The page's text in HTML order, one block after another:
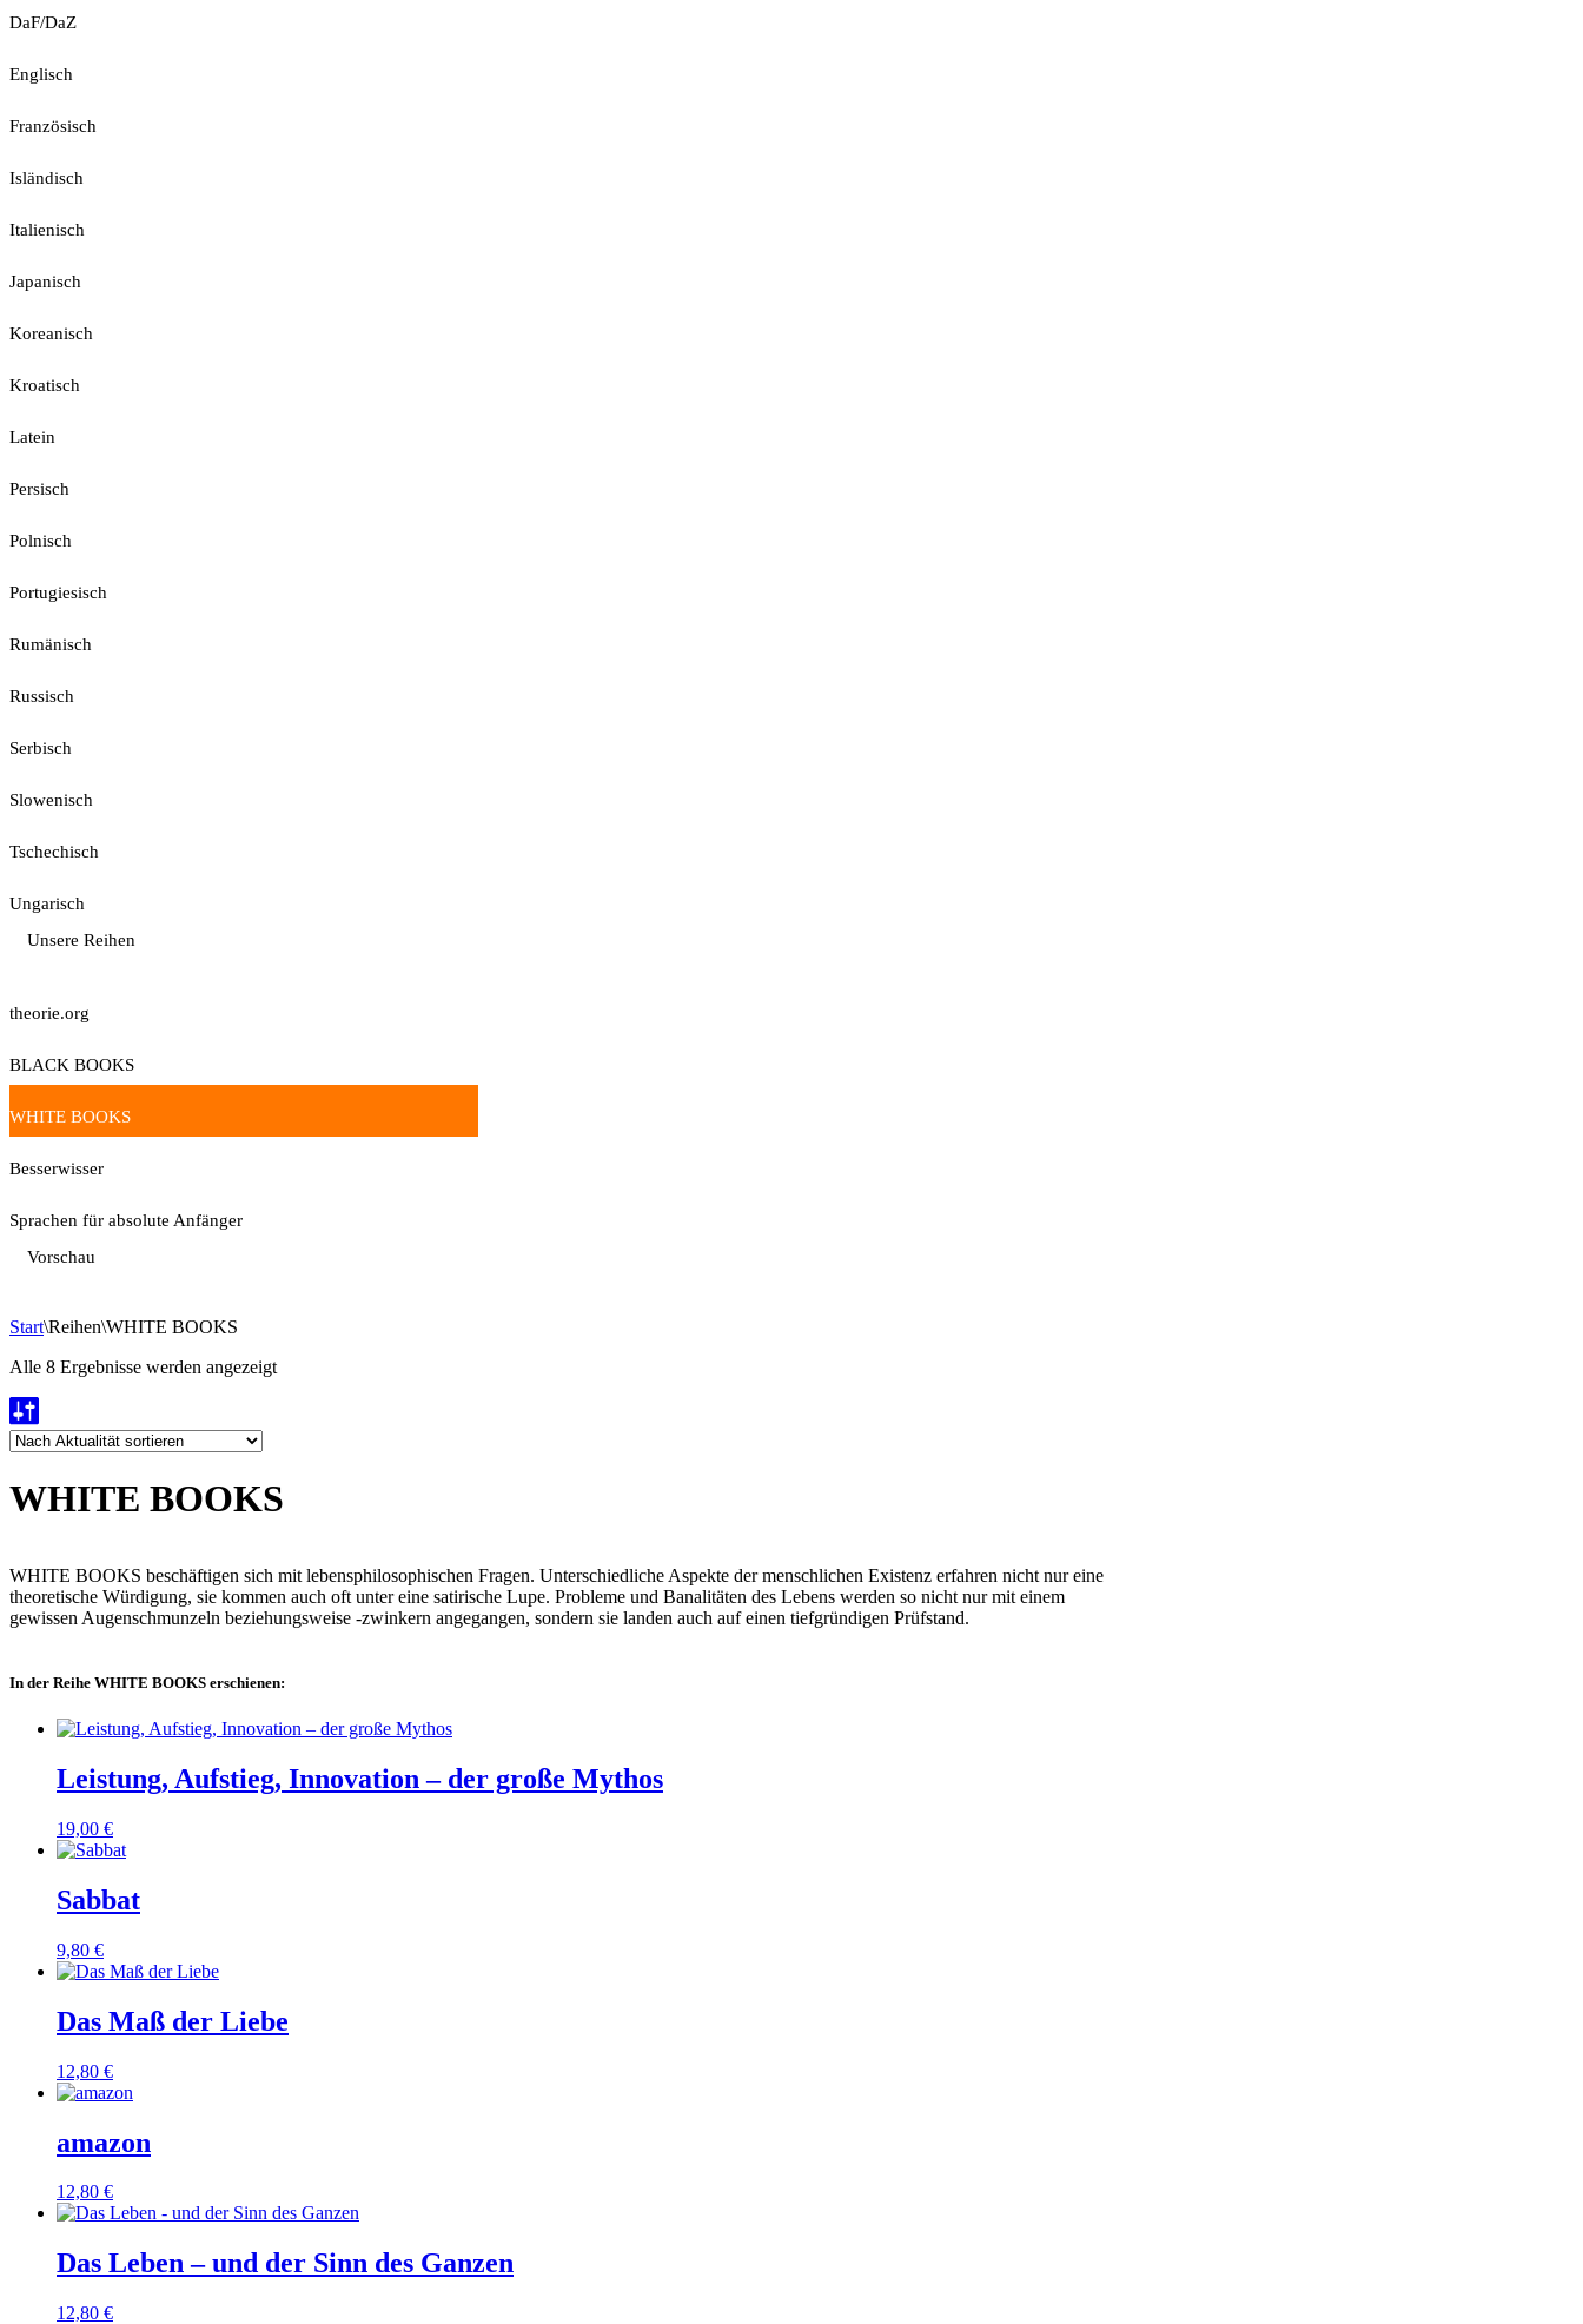
DaF/DaZ
Englisch
Französisch
Isländisch
Italienisch
Japanisch
Koreanisch
Kroatisch
Latein
Persisch
Polnisch
Portugiesisch
Rumänisch
Russisch
Serbisch
Slowenisch
Tschechisch
Ungarisch
Unsere Reihen
theorie.org
BLACK BOOKS
WHITE BOOKS
Besserwisser
Sprachen für absolute Anfänger
Vorschau
Start\Reihen\WHITE BOOKS
Alle 8 Ergebnisse werden angezeigtNach
WHITE BOOKS
WHITE BOOKS beschäftigen sich mit lebensphilosophischen Fragen. Unterschiedliche Aspekte der menschlichen Existenz erfahren nicht nur eine
theoretische Würdigung, sie kommen auch oft unter eine satirische Lupe. Probleme und Banalitäten des Lebens werden so nicht nur mit einem
gewissen Augenschmunzeln beziehungsweise -zwinkern angegangen, sondern sie landen auch auf einen tiefgründigen Prüfstand.
In der Reihe WHITE BOOKS erschienen:
Leistung, Aufstieg, Innovation – der große Mythos
19,00 €
Sabbat
9,80 €
Das Maß der Liebe
12,80 €
amazon
12,80 €
Das Leben – und der Sinn des Ganzen
12,80 €